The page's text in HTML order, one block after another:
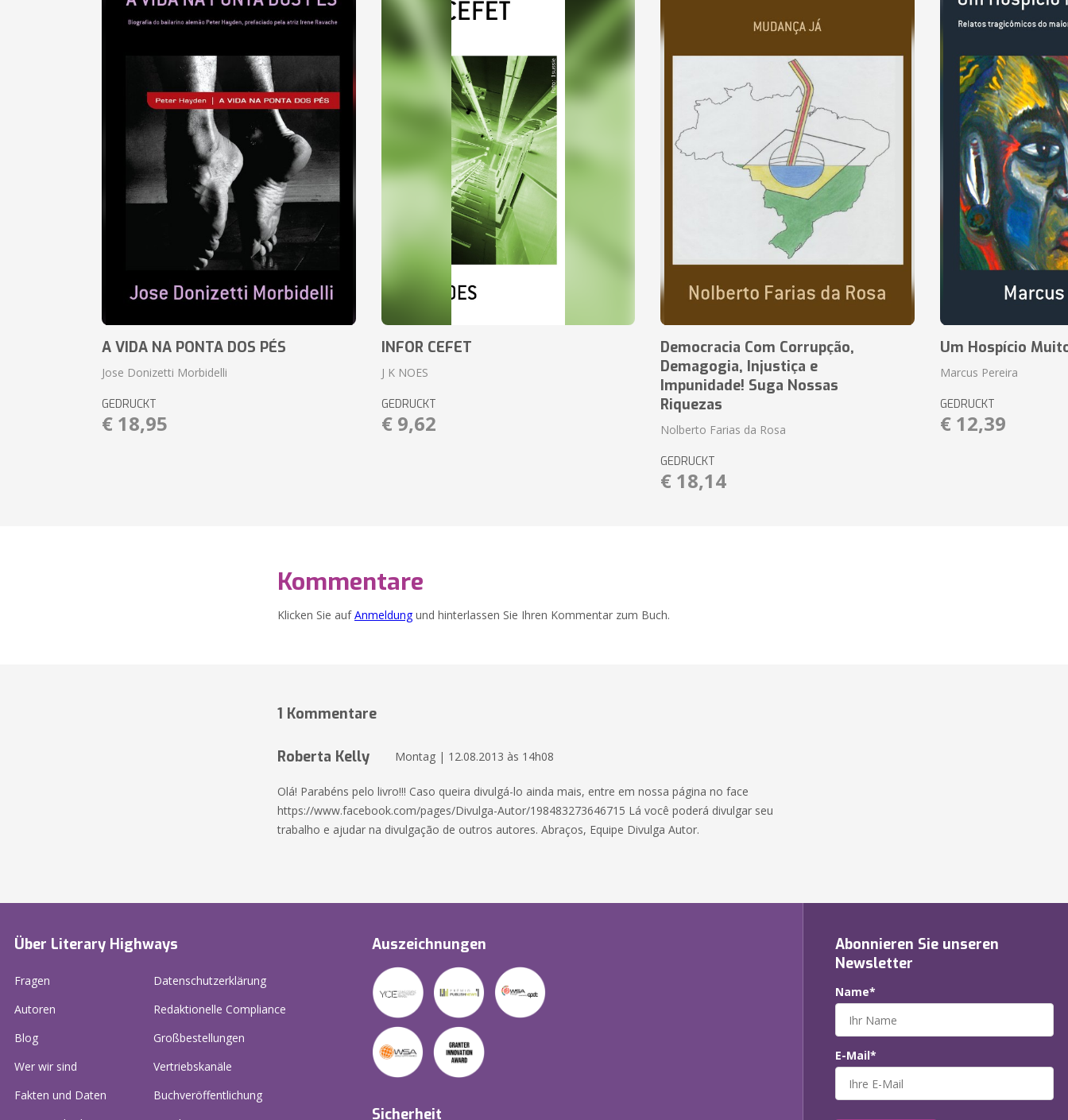
A VIDA NA PONTA DOS PÉS
Jose Donizetti Morbidelli
GEDRUCKT
€ 18,95
INFOR CEFET
J K NOES
GEDRUCKT
€ 9,62
Democracia Com Corrupção,
Demagogia, Injustiça e
Impunidade! Suga Nossas
Riquezas
Nolberto Farias da Rosa
GEDRUCKT
€ 18,14
Um Hospício
Marcus Pereira
GEDRUCKT
€ 12,39
Kommentare
Klicken Sie aufAnmeldungund hinterlassen Sie Ihren Kommentar zum Buch.
1 Kommentare
Roberta Kelly Montag | 12.08.2013 às 14h08
Olá! Parabéns pelo livro!!! Caso queira divulgá-lo ainda mais, entre em nossa página no face
https://www.facebook.com/pages/Divulga-Autor/198483273646715 Lá você poderá divulgar seu
trabalho e ajudar na divulgação de outros autores. Abraços, Equipe Divulga Autor.
Über Literary Highways
Fragen
Autoren
Blog
Wer wir sind
Fakten und Daten
Datenschutzerklärung
Redaktionelle Compliance
Großbestellungen
Vertriebskanäle
Buchveröffentlichung
Auszeichnungen
Sicherheit
Abonnieren Sie unseren
Newsletter
Name*
E-Mail*